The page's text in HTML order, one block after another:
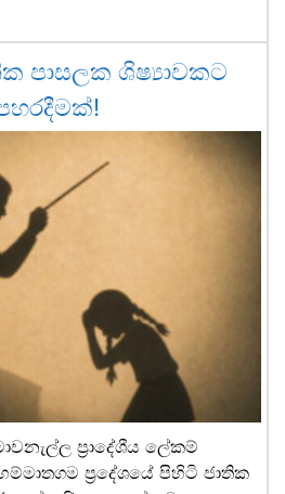
පාසලක ශිෂ්‍යාවකට
ප්‍රාදේශීය ලේකම්
ප්‍රදේශයේ පිහිටි ජාතික